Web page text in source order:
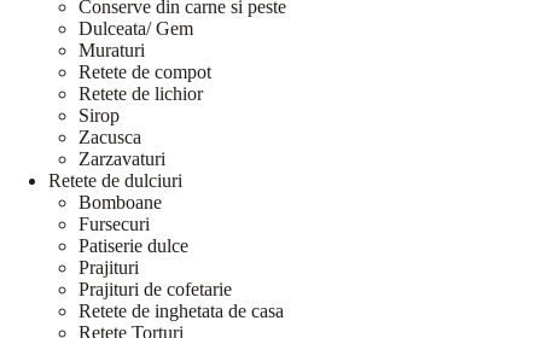
Conserve din carne si peste
Dulceata/ Gem
Muraturi
Retete de compot
Retete de lichior
Sirop
Zacusca
Zarzavaturi
Retete de dulciuri
Bomboane
Fursecuri
Patiserie dulce
Prajituri
Prajituri de cofetarie
Retete de inghetata de casa
Retete Torturi